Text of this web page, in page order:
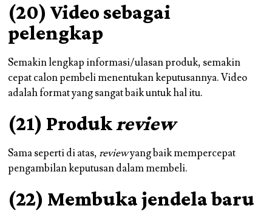
(20) Video sebagai
pelengkap
Semakin lengkap informasi/ulasan produk, semakin
cepat calon pembeli menentukan keputusannya. Video
adalah format yang sangat baik untuk hal itu.
(21) Produkreview
Sama seperti di atas,reviewyang baik mempercepat
pengambilan keputusan dalam membeli.
(22) Membuka jendela baru